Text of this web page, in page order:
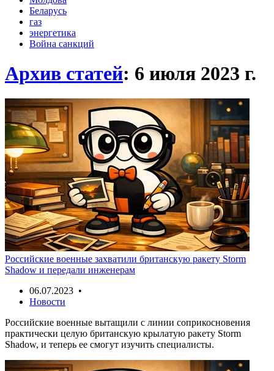
Беларусь
газ
энергетика
Война санкций
Архив статей: 6 июля 2023 г.
Российские военные захватили британскую ракету Storm
Shadow и передали инженерам
06.07.2023 •
Новости
Российские военные вытащили с линии соприкосновения
практически целую британскую крылатую ракету Storm
Shadow, и теперь ее смогут изучить специалисты.